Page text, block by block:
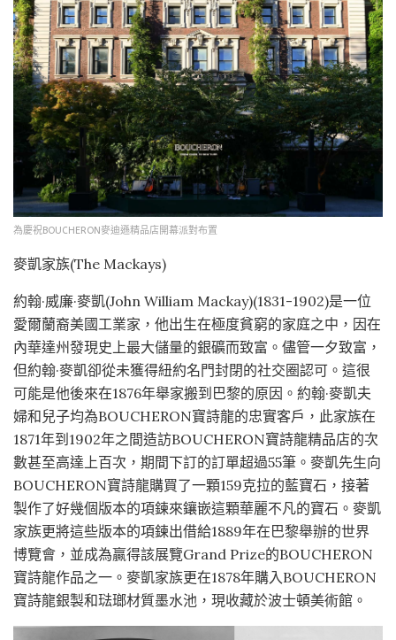
為慶祝BOUCHERON麥迪遜精品店開幕派對布置
麥凱家族(The Mackays)
約翰·威廉·麥凱(John William Mackay)(1831-1902)是一位
愛爾蘭裔美國工業家，他出生在極度貧窮的家庭之中，因在
內華達州發現史上最大儲量的銀礦而致富。儘管一夕致富，
但約翰·麥凱卻從未獲得紐約名門封閉的社交圈認可。這很
可能是他後來在1876年舉家搬到巴黎的原因。約翰·麥凱夫
婦和兒子均為BOUCHERON寶詩龍的忠實客戶，此家族在
1871年到1902年之間造訪BOUCHERON寶詩龍精品店的次
數甚至高達上百次，期間下訂的訂單超過55筆。麥凱先生向
BOUCHERON寶詩龍購買了一顆159克拉的藍寶石，接著
製作了好幾個版本的項鍊來鑲嵌這顆華麗不凡的寶石。麥凱
家族更將這些版本的項鍊出借給1889年在巴黎舉辦的世界
博覽會，並成為贏得該展覽Grand Prize的BOUCHERON
寶詩龍作品之一。麥凱家族更在1878年購入BOUCHERON
寶詩龍銀製和琺瑯材質墨水池，現收藏於波士頓美術館。